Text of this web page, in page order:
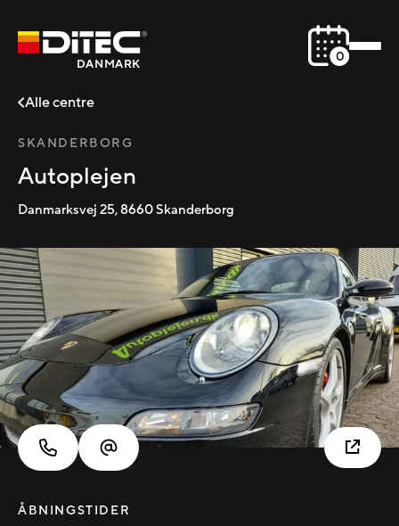
DANMARK 0
Alle centre
SKANDERBORG
Autoplejen
Danmarksvej 25,8660Skanderborg
ÅBNINGSTIDER